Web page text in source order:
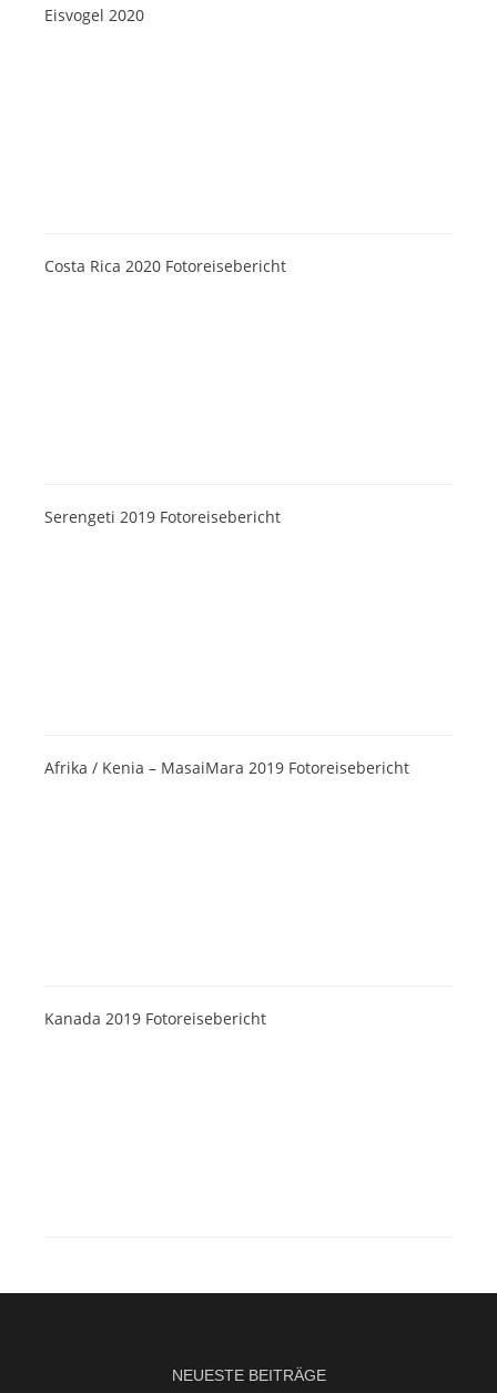
Eisvogel 2020
Costa Rica 2020 Fotoreisebericht
Serengeti 2019 Fotoreisebericht
Afrika / Kenia – MasaiMara 2019 Fotoreisebericht
Kanada 2019 Fotoreisebericht
NEUESTE BEITRÄGE